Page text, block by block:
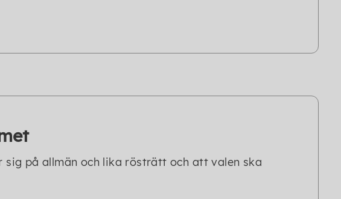
sig på allmän och lika rösträtt och att valen ska